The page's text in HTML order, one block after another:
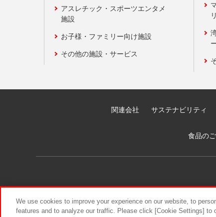
アスレチック・スポーツエンタメ
施設
お子様・ファミリー向け施設
その他の施設・サービス
関連会社 サステナビリティ
食品の
©Bandai Namco Amusement Inc.
We use cookies to improve your experience on our website, to
features and to analyze our traffic. Please click [Cookie Settings] to